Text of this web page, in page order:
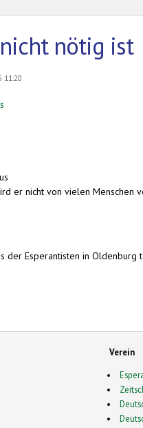
nötig ist
11:20
er nicht von vielen
der Esperantisten in Oldenburg
Verein